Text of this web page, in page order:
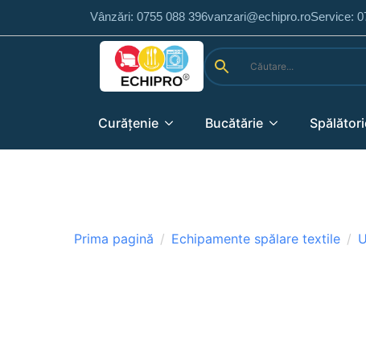
Vânzări: 0755 088 396vanzari@echipro.roService:
Curățenie Bucătărie
Prima pagină Echipamente spălare textile